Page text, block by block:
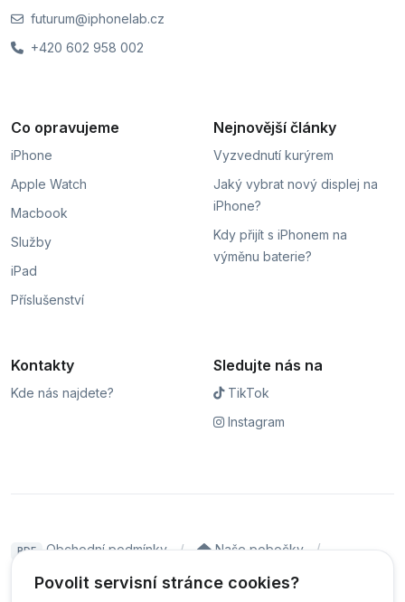
Povolit servisní stránce cookies?
futurum@iphonelab.cz
+420 602 958 002
Co opravujeme
iPhone
Apple Watch
Macbook
Služby
iPad
Příslušenství
Nejnovější články
Vyzvednutí kurýrem
Jaký vybrat nový displej na
iPhone?
Kdy přijít s iPhonem na
výměnu baterie?
Kontakty
Kde nás najdete?
Sledujte nás na
TikTok
Instagram
PDF Obchodní podmínky
Naše pobočky